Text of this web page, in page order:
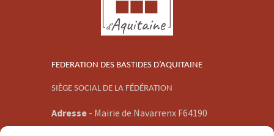
FEDERATION DES BASTIDES D’AQUITAINE
SIÈGE SOCIAL DE LA FÉDÉRATION
Adresse - Mairie de Navarrenx F64190